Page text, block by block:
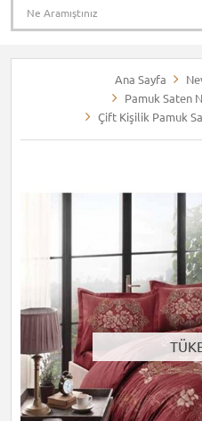
Ana Sayfa
Pamuk Saten
Çift Kişilik Pamuk